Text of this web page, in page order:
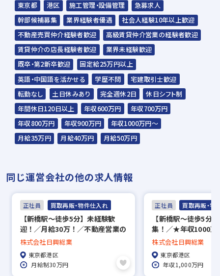
☆入社時期は相談に応じます。現在、在職中
の方も積極的にご応募ください。
☆応募の秘密は厳守いたします。
東京都 港区 施工管理・設備管理
急募求人
幹部候補募集
業界経験者優遇
社会人経験10年以上歓迎
不動産売買仲介経験者歓迎
高級賃貸仲介営業の経験者歓迎
賃貸仲介の店長経験者歓迎
業界未経験歓迎
既卒・第2新卒歓迎
固定給25万円以上
英語・中国語を活かせる
学歴不問
宅建取引士歓迎
転勤なし
土日休みあり 完全週休2日
休日シフト制
年間休日120日以上
年収600万円
年収700万円
年収800万円
年収900万円
年収1000万円～
月給35万円
月給40万円 月給50万円
同じ運営会社の他の求人情報
正社員 買取再販・物件仕入れ
【新橋駅～徒歩5分】未経験歓
迎！／月給30万！／不動産営業の
経験を活かし、花形の「仕入」へ
キャリアアップ！チーム制＆充実
の教育体制
株式会社日興総業
東京都港区
月給制30万円
正社員 買取再販・物
【新橋駅～徒歩5分
集！／★年収1000
ンセン＋賞与有り／
の方活躍中！／強固
るから仕入れやすい
不動産の仕入プロジ
株式会社日興総業
東京都港区
年収1,000万円